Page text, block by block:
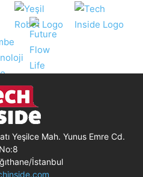
Yeşilce Mah. Yunus Emre Cd.
No:8
İstanbul